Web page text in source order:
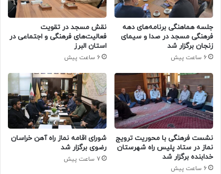
جلسه هماهنگی برنامه‌های دهه
فرهنگی مسجد در صدا و سیمای
زنجان برگزار شد
6 ساعت پیش
نقش مسجد در تقویت
فعالیت‌های فرهنگی و اجتماعی در
استان البرز
6 ساعت پیش
نشست فرهنگی با محوریت ترویج
نماز در ستاد پلیس راه شهرستان
خدابنده برگزار شد
6 ساعت پیش
شورای اقامه نماز راه آهن خراسان
رضوی برگزار شد
7 ساعت پیش